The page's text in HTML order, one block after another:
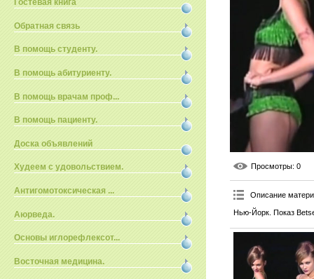
Гостевая книга
Обратная связь
В помощь студенту.
В помощь абитуриенту.
В помощь врачам проф...
В помощь пациенту.
Доска объявлений
Худеем с удовольствием.
Антигомотоксическая ...
Аюрведа.
Основы иглорефлексот...
Восточная медицина.
Просмотры: 0
Описание
Нью-Йорк. Показ